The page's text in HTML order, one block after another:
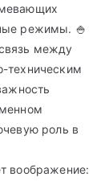
режимы. 🍚
между
техническим
роль в
воображение: